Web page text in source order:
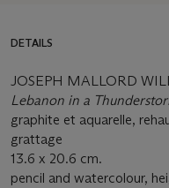
DETAILS
JOSEPH MALLORD
Lebanon in a
graphite et aquarelle,
grattage
13.6 x 20.6 cm.
pencil and watercolour,